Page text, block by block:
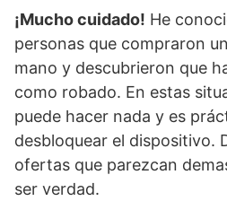
¡Mucho cuidado! He
personas que compraron
mano y descubrieron que
como robado. En estas
puede hacer nada y es
desbloquear el dispositivo.
ofertas que parezcan
ser verdad.